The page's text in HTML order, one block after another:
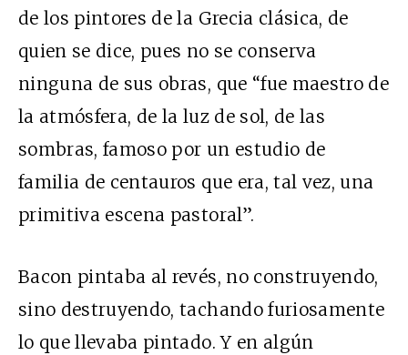
de los pintores de la Grecia clásica, de
quien se dice, pues no se conserva
ninguna de sus obras, que “fue maestro de
la atmósfera, de la luz de sol, de las
sombras, famoso por un estudio de
familia de centauros que era, tal vez, una
primitiva escena pastoral”.
Bacon pintaba al revés, no construyendo,
sino destruyendo, tachando furiosamente
lo que llevaba pintado. Y en algún